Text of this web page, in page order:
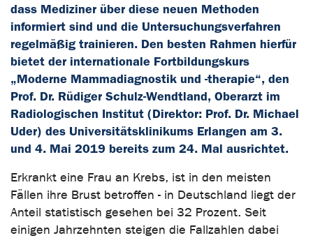
dass Mediziner über diese neuen Methoden
informiert sind und die Untersuchungsverfahren
regelmäßig trainieren. Den besten Rahmen hierfür
bietet der internationale Fortbildungskurs
„Moderne Mammadiagnostik und -therapie“, den
Prof. Dr. Rüdiger Schulz-Wendtland, Oberarzt im
Radiologischen Institut (Direktor: Prof. Dr. Michael
Uder) des Universitätsklinikums Erlangen am 3.
und 4. Mai 2019 bereits zum 24. Mal ausrichtet.
Erkrankt eine Frau an Krebs, ist in den meisten
Fällen ihre Brust betroffen - in Deutschland liegt der
Anteil statistisch gesehen bei 32 Prozent. Seit
einigen Jahrzehnten steigen die Fallzahlen dabei